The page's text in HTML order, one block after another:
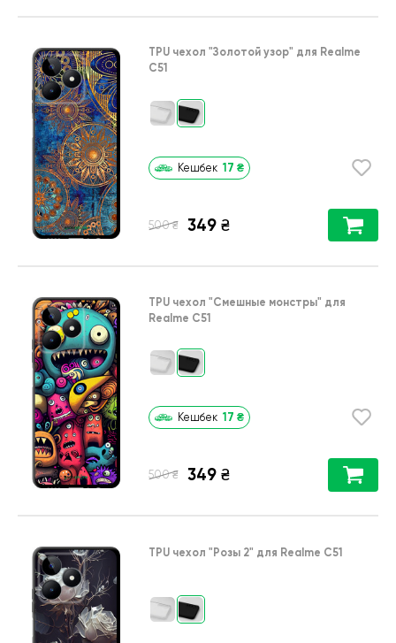
TPU чехол "Золотой узор" для Realme
C51
Кешбек 17 ₴
500 ₴ 349 ₴
TPU чехол "Cмешные монстры" для
Realme C51
Кешбек 17 ₴
500 ₴ 349 ₴
TPU чехол "Розы 2" для Realme C51